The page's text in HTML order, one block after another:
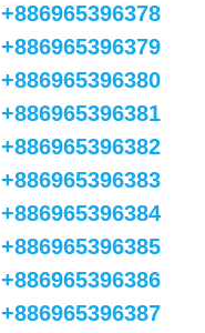
+886965396378
+886965396379
+886965396380
+886965396381
+886965396382
+886965396383
+886965396384
+886965396385
+886965396386
+886965396387